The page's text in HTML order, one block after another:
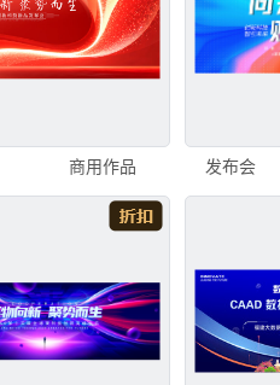
商用作品 发布会